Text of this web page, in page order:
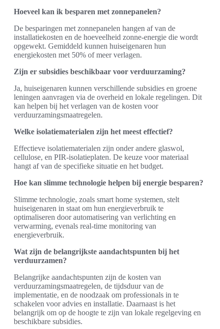
Hoeveel kan ik besparen met zonnepanelen?
De besparingen met zonnepanelen hangen af van de
installatiekosten en de hoeveelheid zonne-energie die wordt
opgewekt. Gemiddeld kunnen huiseigenaren hun
energiekosten met 50% of meer verlagen.
Zijn er subsidies beschikbaar voor verduurzaming?
Ja, huiseigenaren kunnen verschillende subsidies en groene
leningen aanvragen via de overheid en lokale regelingen. Dit
kan helpen bij het verlagen van de kosten voor
verduurzamingsmaatregelen.
Welke isolatiematerialen zijn het meest effectief?
Effectieve isolatiematerialen zijn onder andere glaswol,
cellulose, en PIR-isolatieplaten. De keuze voor materiaal
hangt af van de specifieke situatie en het budget.
Hoe kan slimme technologie helpen bij energie besparen?
Slimme technologie, zoals smart home systemen, stelt
huiseigenaren in staat om hun energieverbruik te
optimaliseren door automatisering van verlichting en
verwarming, evenals real-time monitoring van
energieverbruik.
Wat zijn de belangrijkste aandachtspunten bij het
verduurzamen?
Belangrijke aandachtspunten zijn de kosten van
verduurzamingsmaatregelen, de tijdsduur van de
implementatie, en de noodzaak om professionals in te
schakelen voor advies en installatie. Daarnaast is het
belangrijk om op de hoogte te zijn van lokale regelgeving en
beschikbare subsidies.